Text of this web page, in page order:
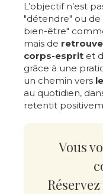
L’objectif n’est
"détendre" ou de
bien-être"
mais de
corps-esprit et
grâce à une
un chemin vers le
au quotidien,
retentit
Vous